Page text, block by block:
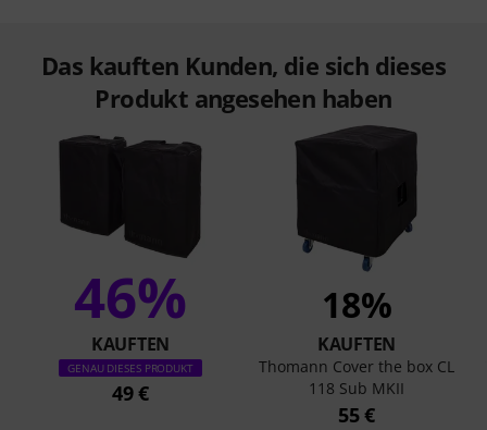
Das kauften Kunden, die sich dieses
Produkt angesehen haben
46%
KAUFTEN
GENAU DIESES PRODUKT
49 €
18%
KAUFTEN
Thomann Cover the box CL
118 Sub MKII
55 €